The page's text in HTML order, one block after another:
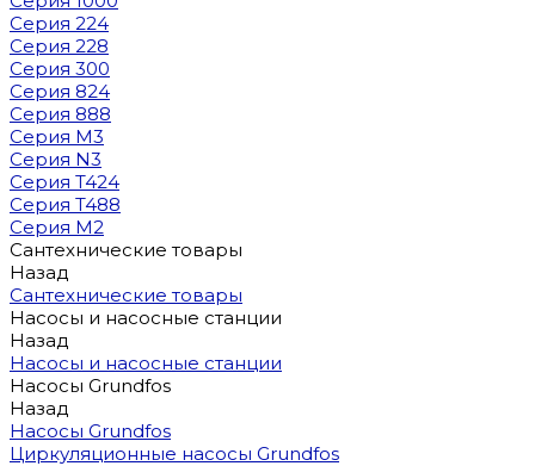
Серия 224
Серия 228
Серия 300
Серия 824
Серия 888
Серия M3
Серия N3
Серия T424
Серия T488
Серия М2
Сантехнические товары
Назад
Сантехнические товары
Насосы и насосные станции
Назад
Насосы и насосные станции
Насосы Grundfos
Назад
Насосы Grundfos
Циркуляционные насосы Grundfos